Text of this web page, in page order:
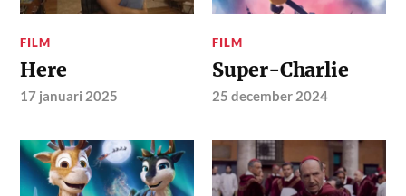
FILM
Here
17 januari 2025
FILM
Super-Charlie
25 december 2024